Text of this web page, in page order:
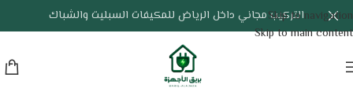
Skip to navigation
Skip to main content
التركيب مجاني داخل الرياض للمكيفات السبليت والشباك